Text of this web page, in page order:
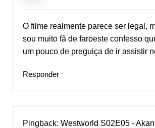
O filme realmente parece ser legal,
sou muito fã de faroeste confesso
um pouco de preguiça de ir assistir
Responder
Pingback: Westworld S02E05 -